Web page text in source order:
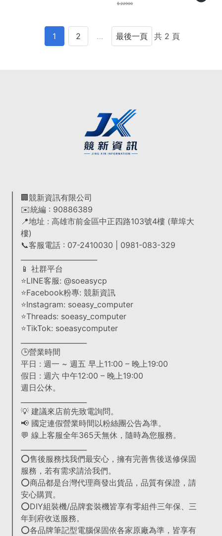
22900
1 2 … 最後一頁 共 2 頁
🏢競新資訊有限公司
✉️統編 : 90886389
📍地址 : 高雄市前金區中正四路103號4樓 (華埠大
樓)
📞客服電話 : 07-2410030 | 0981-083-329
📱 社群平台
⭐LINE客服: @soeasycp
⭐Facebook粉專: 競新資訊
⭐Instagram: soeasy_computer
⭐Threads: soeasy_computer
⭐TikTok: soeasycomputer
🕒營業時間
平日 : 週一 ~ 週五 早上11:00 – 晚上19:00
假日 : 週六 中午12:00 – 晚上19:00
週日公休。
💡 建議來店前先致電詢問。
📢 國定連假營業時間以粉絲團公告為準。
💬 線上客服全年365天無休，隨時為您服務。
⭕售後服務找我們最安心，擁有完善售後送修保固
服務，若有需求請洽我們。
⭕商品都是台灣代理商發出貨品，品質有保證，請
安心購買。
⭕DIY組裝機/品牌套裝機皆享有零組件三年保、三
年到府收送服務。
⭕各品牌筆記型電腦保固依各家原廠為準，皆享有